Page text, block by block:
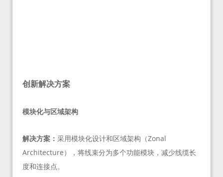
创新解决方案
模块化与区域架构
解决方案： 采用模块化设计和区域架构（Zonal
Architecture），将线束分为多个功能模块，减少线缆长
度和连接点。